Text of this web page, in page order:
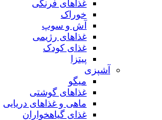
غذاهای فرنگی
خوراک
آش و سوپ
غذاهای رژیمی
غذای کودک
پیتزا
آشپزی
میگو
غذاهای گوشتی
ماهی و غذاهای دریایی
غذای گیاهخواران